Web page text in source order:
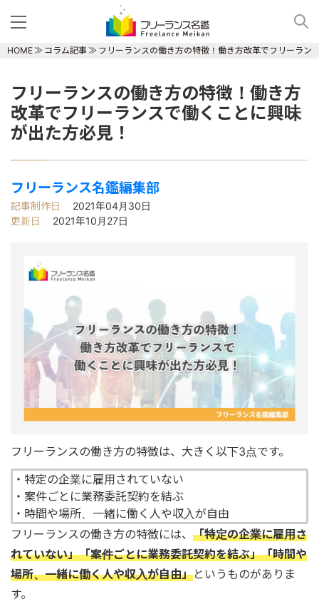
HOME コラム記事 フリーランスの働き方の特徴！働き方改革でフリーラン
フリーランスの働き方の特徴！働き方
改革でフリーランスで働くことに興味
が出た方必見！
フリーランス名鑑編集部
記事制作日
2021年04月30日
更新日
2021年10月27日
フリーランスの働き方の特徴は、大きく以下3点です。
・特定の企業に雇用されていない
・案件ごとに業務委託契約を結ぶ
・時間や場所、一緒に働く人や収入が自由
フリーランスの働き方の特徴には、 「特定の企業に雇用さ
れていない」「案件ごとに業務委託契約を結ぶ」「時間や
場所、一緒に働く人や収入が自由」というものがありま
す。